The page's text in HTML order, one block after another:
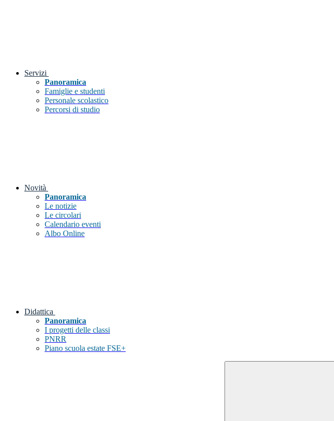
Servizi
Panoramica
Famiglie e studenti
Personale scolastico
Percorsi di studio
Novità
Panoramica
Le notizie
Le circolari
Calendario eventi
Albo Online
Didattica
Panoramica
I progetti delle classi
PNRR
Piano scuola estate FSE+